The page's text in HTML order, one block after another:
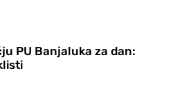
PU Banjaluka za dan: